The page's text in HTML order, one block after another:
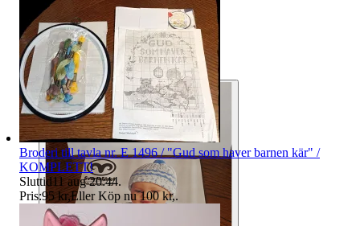
Broderi till tavla nr. E 1496 / "Gud som haver barnen kär" /
KOMPLETT!
Sluttid11 aug 20:44.
Pris:95 kr,Eller Köp nu 100 kr,.